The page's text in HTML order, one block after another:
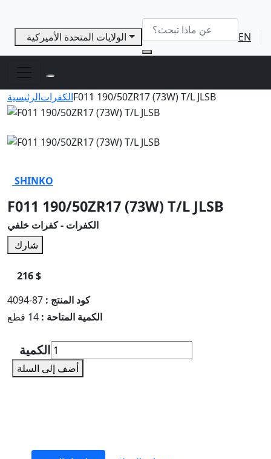
EN
الرئيسيةالكفراتF011 190/50ZR17 (73W) T/L JLSB
SHINKO
F011 190/50ZR17 (73W) T/L JLSB
الكفرات - كفرات خلفي
شارك
216 $
كود المنتج :
الكمية المتاحة : 14 قطع
الكمية
أضف إلى السلة